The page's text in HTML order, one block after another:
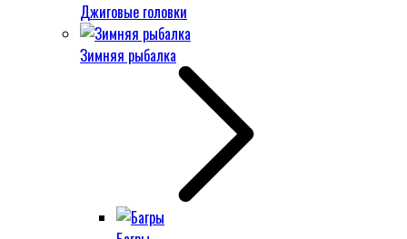
Джиговые головки
Зимняя рыбалка